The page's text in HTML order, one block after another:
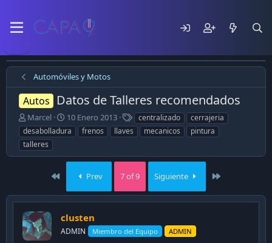
Automóviles y Motos
Autos Datos de Talleres recomendados
E
m
p
e
z
l
t
e
m
a
Marcel
F
e
c
a
p
u
b
l
i
10 Enero 2013
T
a
g
centralizado
cerrajeria
desabolladura
frenos llaves mecanicos
pintura
talleres
First Prev 7 of 9 Siguiente
clusten
ADMIN Miembro del Equipo ADMIN